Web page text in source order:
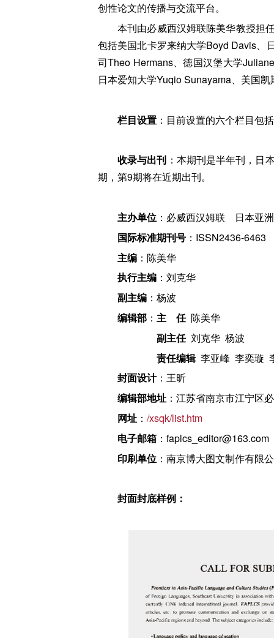
创性论文的传播与交流平台。
本刊由必威西汉姆联陈美华教授担
包括美国北卡罗来纳大学Boyd Davis、
司Theo Hermans、德国汉堡大学
日本爱知大学Yuqio Sunayama、美国
栏目设置 ：目前设置的六个栏目包
收录与出刊 ：本期刊是半年刊，日
期，第9期将在近期出刊。
主办单位 ：必威西汉姆联 日本亚
国际标准期刊号 ：ISSN2436-6463
主编 ：陈美华
执行主编 ：刘克华
副主编 ：杨波
编辑部 ： 主 任 陈美华
副主任 刘克华 杨波
责任编辑 李亚峰 李奕璇
封面设计：王昕
编辑部地址 ：江苏省南京市江宁区
网址 ： /xsqk/list.htm
电子邮箱 ：faplcs_editor@163.com
印刷单位 ：南京博大图文制作有限
封面封底样例：